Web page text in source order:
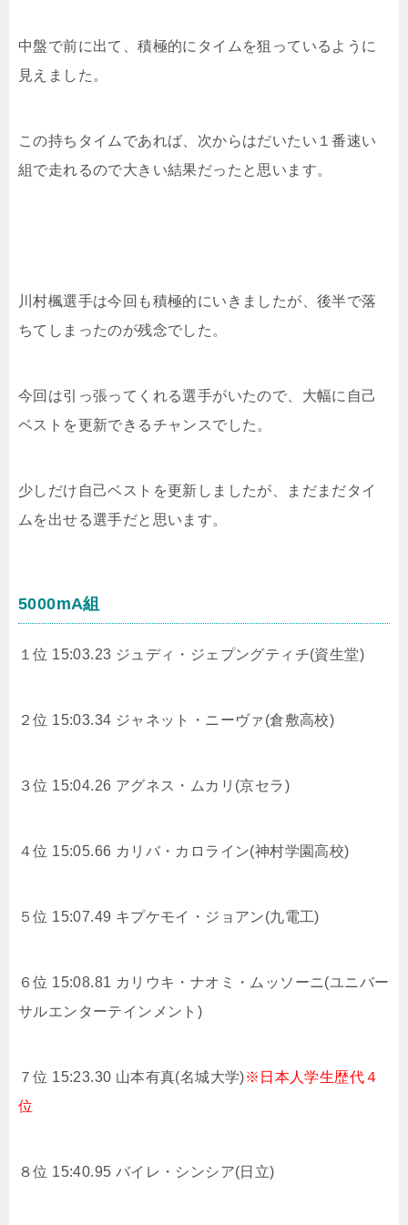
中盤で前に出て、積極的にタイムを狙っているように
見えました。
この持ちタイムであれば、次からはだいたい１番速い
組で走れるので大きい結果だったと思います。
川村楓選手は今回も積極的にいきましたが、後半で落
ちてしまったのが残念でした。
今回は引っ張ってくれる選手がいたので、大幅に自己
ベストを更新できるチャンスでした。
少しだけ自己ベストを更新しましたが、まだまだタイ
ムを出せる選手だと思います。
5000mA組
１位 15:03.23 ジュディ・ジェプングティチ(資生堂)
２位 15:03.34 ジャネット・ニーヴァ(倉敷高校)
３位 15:04.26 アグネス・ムカリ(京セラ)
４位 15:05.66 カリバ・カロライン(神村学園高校)
５位 15:07.49 キプケモイ・ジョアン(九電工)
６位 15:08.81 カリウキ・ナオミ・ムッソーニ(ユニバー
サルエンターテインメント)
７位 15:23.30 山本有真(名城大学)※日本人学生歴代４
位
８位 15:40.95 バイレ・シンシア(日立)